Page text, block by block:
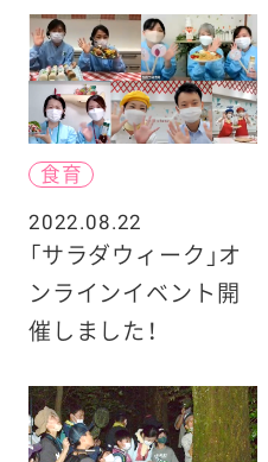
食育
2022.08.22
「サラダウィーク」オ
ンラインイベント開
催しました！